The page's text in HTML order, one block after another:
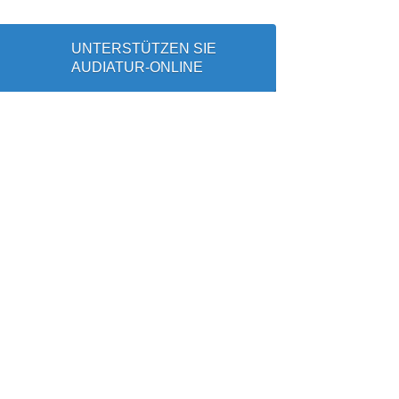
UNTERSTÜTZEN SIE
AUDIATUR-ONLINE